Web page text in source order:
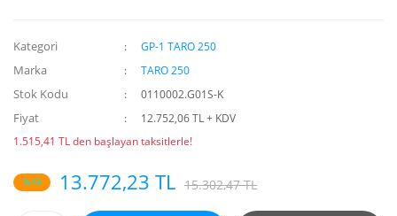
Kategori GP-1 TARO 250
Marka TARO 250
Stok Kodu 0110002.G01S-K
Fiyat
12.752,06 TL + KDV
1.515,41 TL den başlayan taksitlerle!
%10 13.772,23 TL 15.302,47 TL